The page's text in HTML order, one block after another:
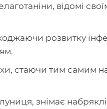
відомі
розвитку
стаючи тим самим на
знімає